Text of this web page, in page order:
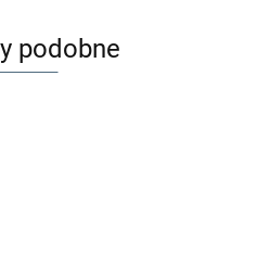
podobne